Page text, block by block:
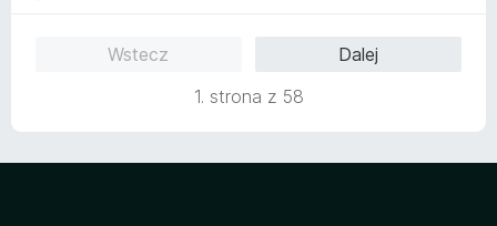
Wstecz
Dalej
1. strona z 58